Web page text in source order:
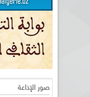
صور الإذاعة